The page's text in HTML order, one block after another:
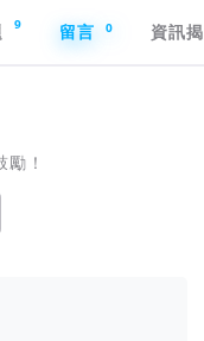
9 留言 0 資訊
！